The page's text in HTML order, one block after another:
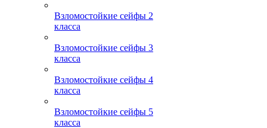
Взломостойкие сейфы 2
класса
Взломостойкие сейфы 3
класса
Взломостойкие сейфы 4
класса
Взломостойкие сейфы 5
класса